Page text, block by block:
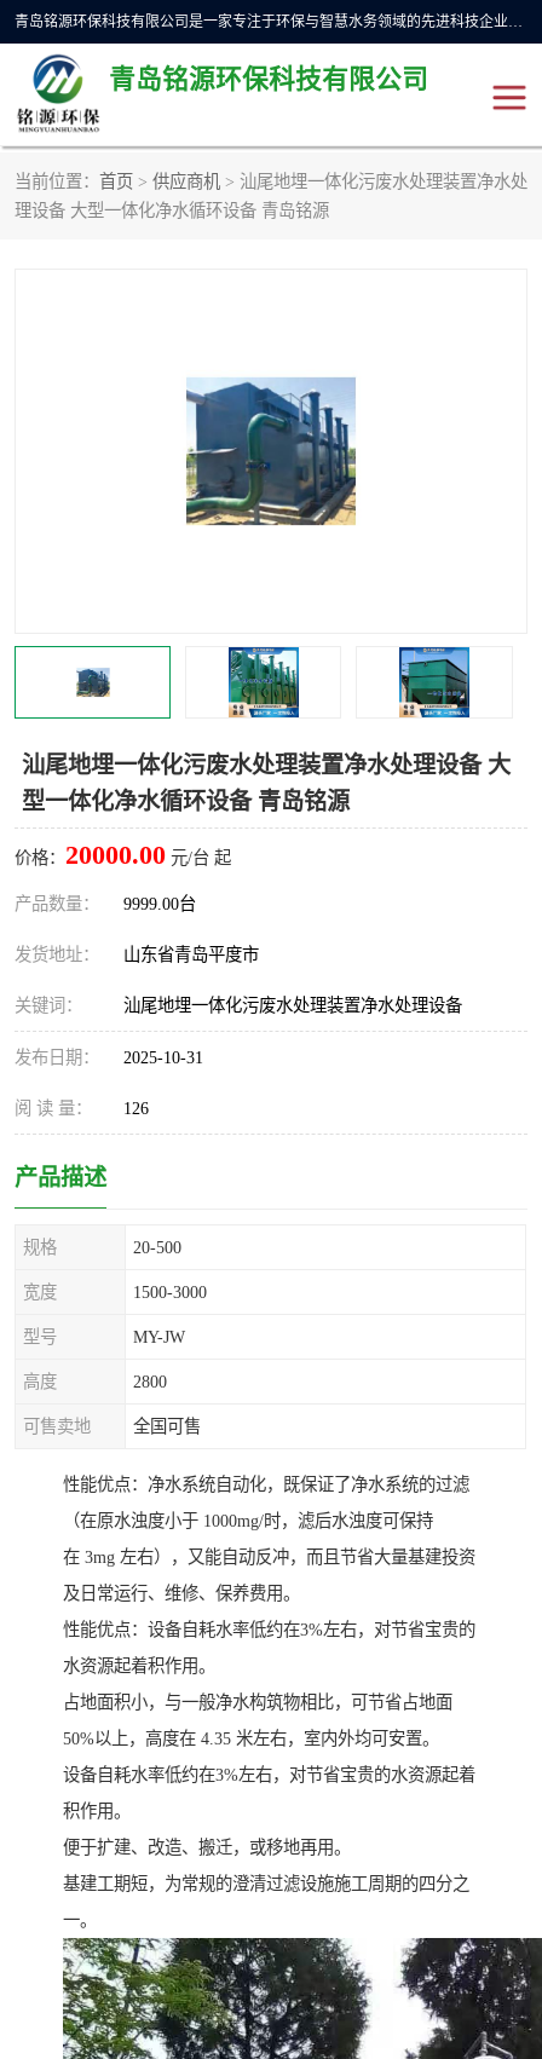
青岛铭源环保科技有限公司是一家专注于环保与智慧水务领域的先进科技企业，公司专注于云智能一体化预制泵站、水务循环利用、海绵城市、云智慧水务开发及新型环保技术研发等领域。铭源环保以为客户提供优质产品、专业技术服务为己任。为客户提供量身定制方案，提供多种配置方案满足实际使用要求。严控供货周期，并提供高标准后期维护。以环保为己任，视质量如生命，以技术做先导，靠诚信赢客户。
青岛铭源环保科技有限公司
当前位置： 首页 > 供应商机 > 汕尾地埋一体化污废水处理装置净水处
理设备 大型一体化净水循环设备 青岛铭源
汕尾地埋一体化污废水处理装置净水处理设备 大
型一体化净水循环设备 青岛铭源
价格： 20000.00 元/台 起
产品数量： 9999.00台
发货地址： 山东省青岛平度市
关键词： 汕尾地埋一体化污废水处理装置净水处理设备
发布日期： 2025-10-31
阅 读 量： 126
产品描述
规格 20-500
宽度 1500-3000
型号 MY-JW
高度 2800
可售卖地 全国可售
性能优点：净水系统自动化，既保证了净水系统的过滤
（在原水浊度小于 1000mg/时，滤后水浊度可保持
在 3mg 左右），又能自动反冲，而且节省大量基建投资
及日常运行、维修、保养费用。
性能优点：设备自耗水率低约在3%左右，对节省宝贵的
水资源起着积作用。
占地面积小，与一般净水构筑物相比，可节省占地面
50%以上，高度在 4.35 米左右，室内外均可安置。
设备自耗水率低约在3%左右，对节省宝贵的水资源起着
积作用。
便于扩建、改造、搬迁，或移地再用。
基建工期短，为常规的澄清过滤设施施工周期的四分之
一。
一体化HMPP泵站 气动柔性截污装置
加压泵房/灌溉泵房 一体化预制泵站
真空冲洗装置
雨水收集回用装置 门式冲洗装置
一体化泵闸 柔性截污
真空冲洗设备 翻转式堰门
水平自清洗格栅